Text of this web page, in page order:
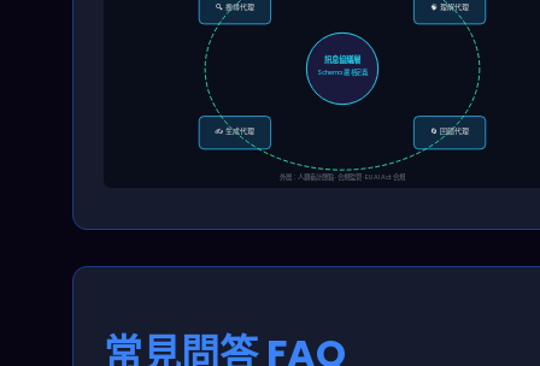
訊息協議層
Schema 嚴格定義
🔍 搜尋代理 🧠 理解代理
✍️ 生成代理 🔄 回饋代理
外層：人類審計節點 · 合規監管 · EU AI Act 合規
常見問答 FAQ